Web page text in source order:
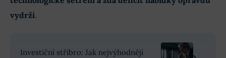
vydrží.
Investiční stříbro: Jak nejvýhodněji